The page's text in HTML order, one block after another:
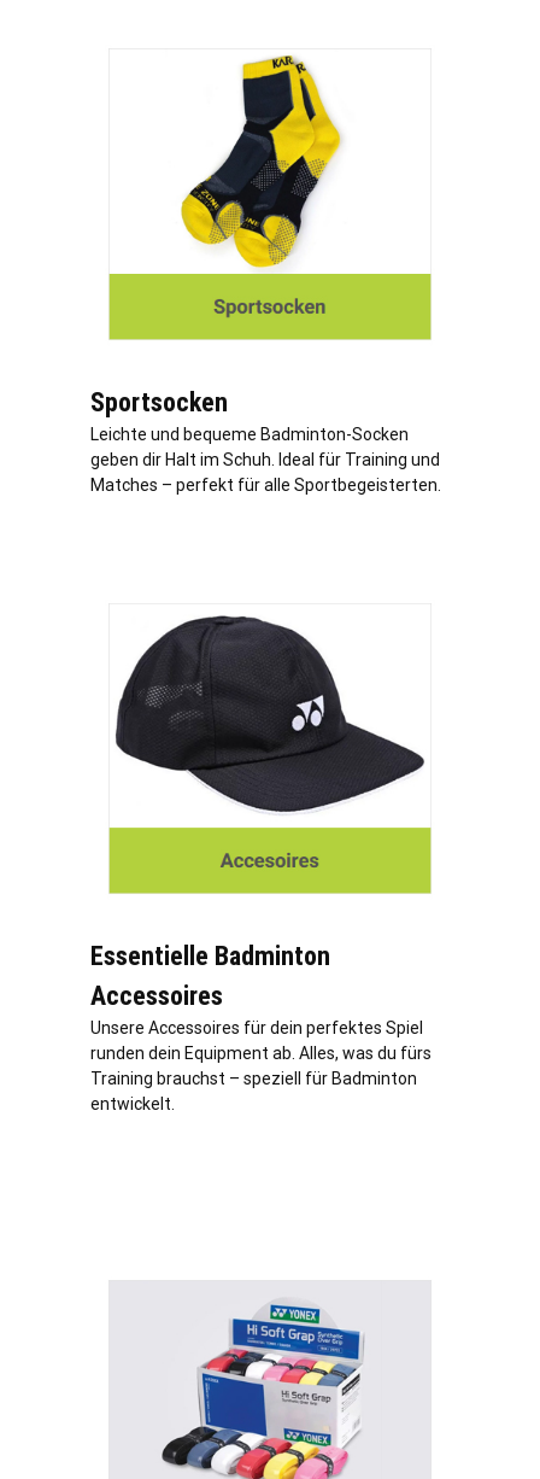
Sportsocken
Leichte und bequeme Badminton-Socken
geben dir Halt im Schuh. Ideal für Training und
Matches – perfekt für alle Sportbegeisterten.
Essentielle Badminton
Accessoires
Unsere Accessoires für dein perfektes Spiel
runden dein Equipment ab. Alles, was du fürs
Training brauchst – speziell für Badminton
entwickelt.